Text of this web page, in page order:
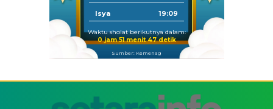
Isya 19:09
Waktu sholat berikutnya dalam:
0 jam 51 menit 46 detik
Sumber: Kemenag